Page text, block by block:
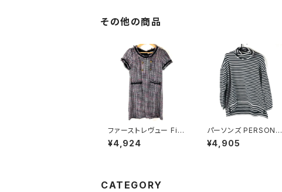
その他の商品
ファーストレヴュー Firs
t Revue 半袖ワンピー
ス フリンジ バックファス
837
¥4,924
パーソンズ PERSON'S
カットソー タートルネッ
ク ボーダー 長袖 ブラ
¥4,905
CATEGORY